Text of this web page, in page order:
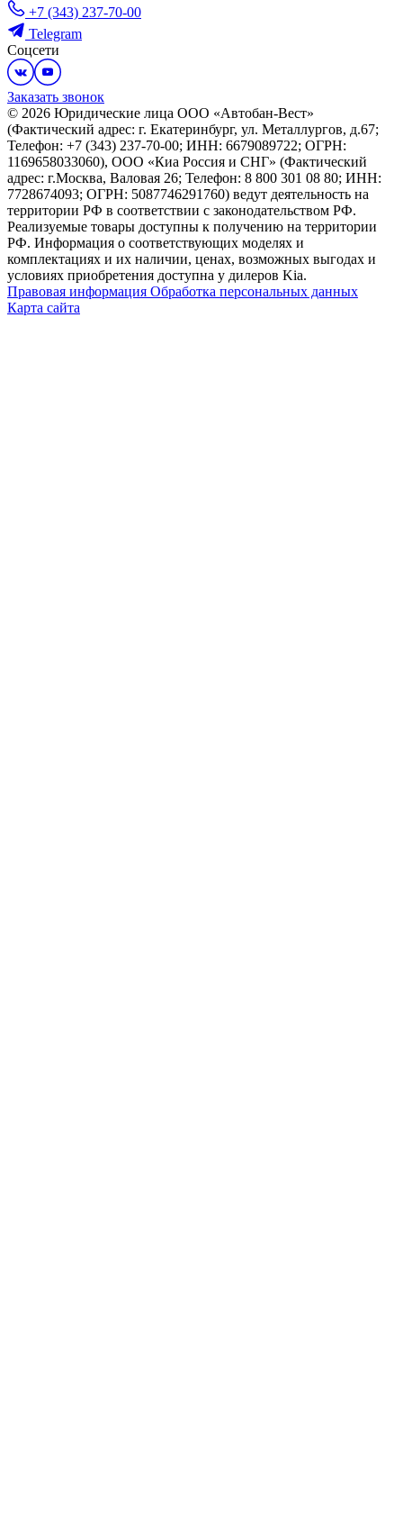
+7 (343) 237-70-00
Telegram
Соцсети
Заказать звонок
© 2026 Юридические лица ООО «Автобан-Вест»
(Фактический адрес: г. Екатеринбург, ул. Металлургов, д.67;
Телефон: +7 (343) 237-70-00; ИНН: 6679089722; ОГРН:
1169658033060), ООО «Киа Россия и СНГ» (Фактический
адрес: г.Москва, Валовая 26; Телефон: 8 800 301 08 80; ИНН:
7728674093; ОГРН: 5087746291760) ведут деятельность на
территории РФ в соответствии с законодательством РФ.
Реализуемые товары доступны к получению на территории
РФ. Информация о соответствующих моделях и
комплектациях и их наличии, ценах, возможных выгодах и
условиях приобретения доступна у дилеров Kia.
Правовая информация Обработка персональных данных
Карта сайта